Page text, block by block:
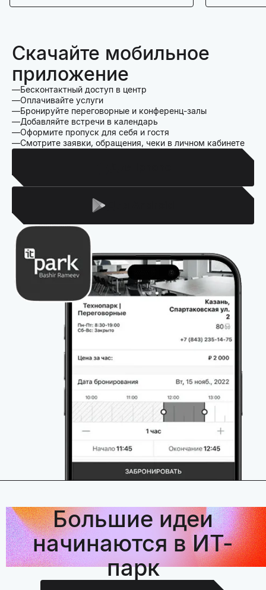
Скачайте мобильное
приложение
Бесконтактный доступ в центр
Оплачивайте услуги
Бронируйте переговорные и конференц-залы
Добавляйте встречи в календарь
Оформите пропуск для себя и гостя
Смотрите заявки, обращения, чеки в личном кабинете
Большие идеи
начинаются в ИТ-
парк